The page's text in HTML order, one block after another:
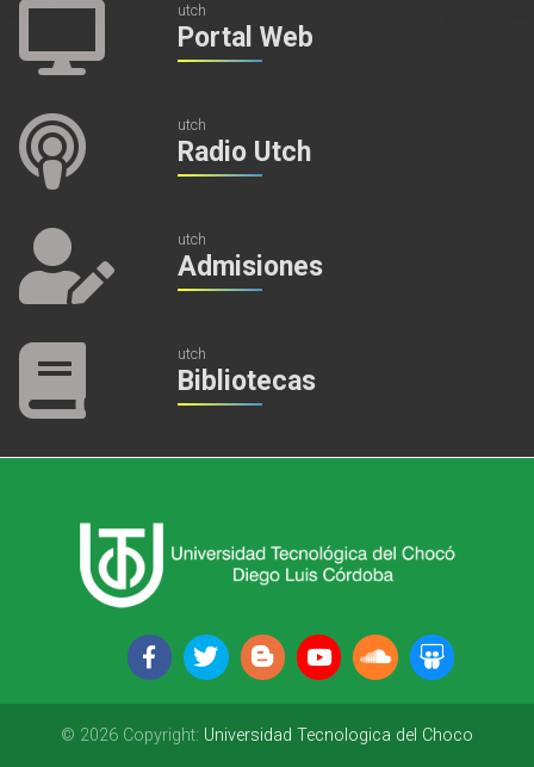
utch
Portal Web
utch
Radio Utch
utch
Admisiones
utch
Bibliotecas
© 2026 Copyright: Universidad Tecnologica del Choco